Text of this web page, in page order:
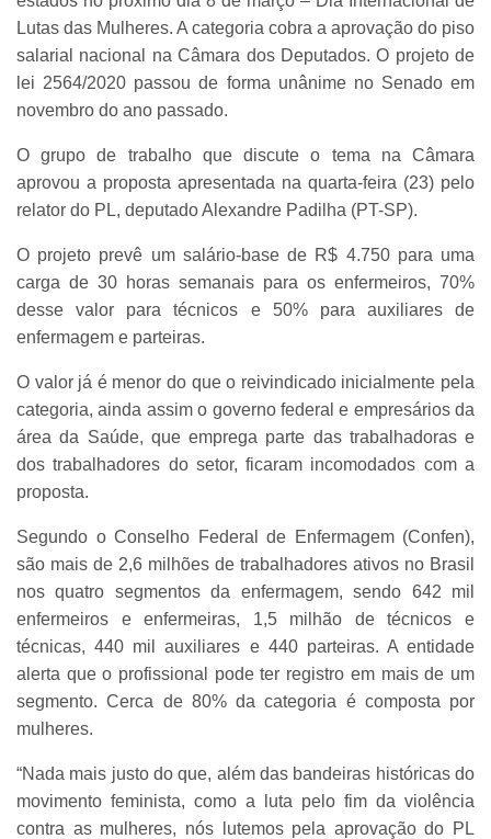
Lutas das Mulheres. A categoria cobra a aprovação do piso
salarial nacional na Câmara dos Deputados. O projeto de
lei 2564/2020 passou de forma unânime no Senado em
novembro do ano passado.
O grupo de trabalho que discute o tema na Câmara
aprovou a proposta apresentada na quarta-feira (23) pelo
relator do PL, deputado Alexandre Padilha (PT-SP).
O projeto prevê um salário-base de R$ 4.750 para uma
carga de 30 horas semanais para os enfermeiros, 70%
desse valor para técnicos e 50% para auxiliares de
enfermagem e parteiras.
O valor já é menor do que o reivindicado inicialmente pela
categoria, ainda assim o governo federal e empresários da
área da Saúde, que emprega parte das trabalhadoras e
dos trabalhadores do setor, ficaram incomodados com a
proposta.
Segundo o Conselho Federal de Enfermagem (Confen),
são mais de 2,6 milhões de trabalhadores ativos no Brasil
nos quatro segmentos da enfermagem, sendo 642 mil
enfermeiros e enfermeiras, 1,5 milhão de técnicos e
técnicas, 440 mil auxiliares e 440 parteiras. A entidade
alerta que o profissional pode ter registro em mais de um
segmento. Cerca de 80% da categoria é composta por
mulheres.
“Nada mais justo do que, além das bandeiras históricas do
movimento feminista, como a luta pelo fim da violência
contra as mulheres, nós lutemos pela aprovação do PL